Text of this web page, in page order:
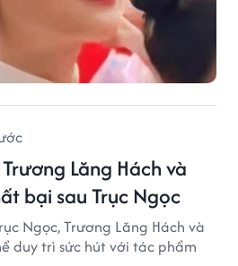
Lăng Hách và
bại sau Trục Ngọc
Ngọc, Trương Lăng Hách và
duy trì sức hút với tác phẩm